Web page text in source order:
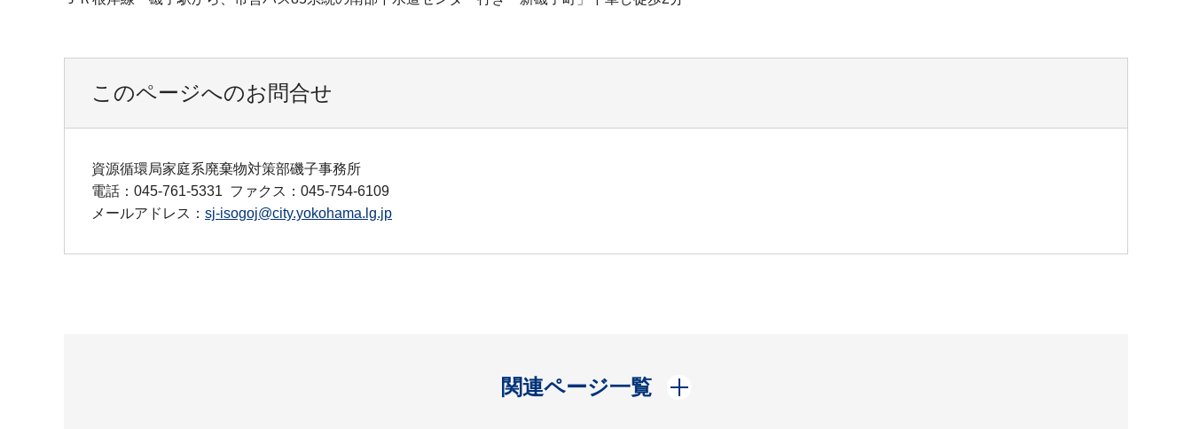
このページへのお問合せ
資源循環局家庭系廃棄物対策部磯子事務所
電話：045-761-5331 ファクス：045-754-6109
メールアドレス： sj-isogoj@city.yokohama.lg.jp
関連ページ一覧
開く